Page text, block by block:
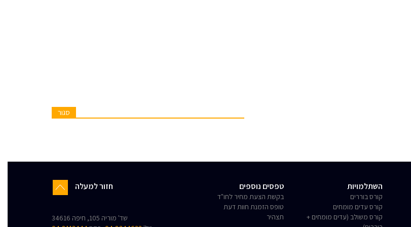
סגור
השתלמויות
קורס בוררים
קורס עדים מומחים
קורס משולב (עדים מומחים +
טפסים נוספים
בקשת הצעת מחיר לחו"ד
טופס הזמנת חוות דעת
תצהיר
חזור למעלה
שד' מוריה 105, חיפה 34616